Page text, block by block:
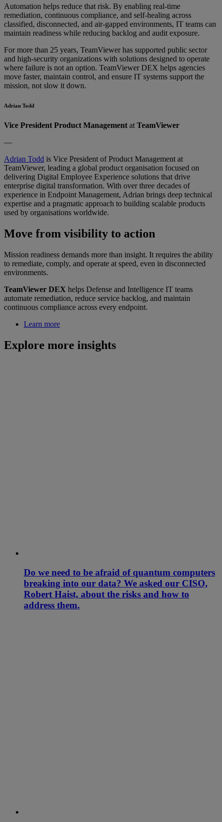
Automation helps reduce that risk. By enabling real-time
remediation, continuous compliance, and self-healing across
classified, disconnected, and air-gapped environments, IT teams can
maintain readiness while reducing backlog and audit exposure.
For more than 25 years, TeamViewer has supported public sector
and high-security organizations with solutions designed to operate
where failure is not an option. TeamViewer DEX helps agencies
move faster, maintain control, and ensure IT systems support the
mission, not slow it down.
Adrian Todd
Vice President Product Management at TeamViewer
—
Adrian Todd is Vice President of Product Management at
TeamViewer, leading a global product organisation focused on
delivering Digital Employee Experience solutions that drive
enterprise digital transformation. With over three decades of
experience in Endpoint Management, Adrian brings deep technical
expertise and a pragmatic approach to building scalable products
used by organisations worldwide.
Move from visibility to action
Mission readiness demands more than insight. It requires the ability
to remediate, comply, and operate at speed, even in disconnected
environments.
TeamViewer DEX helps Defense and Intelligence IT teams
automate remediation, reduce service backlog, and maintain
continuous compliance across every endpoint.
Learn more
Explore more insights
Do we need to be afraid of quantum computers
breaking into our data? We asked our CISO,
Robert Haist, about the risks and how to
address them.